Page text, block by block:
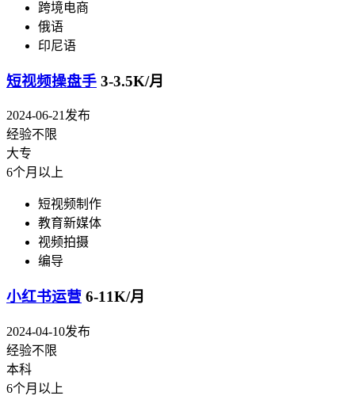
跨境电商
俄语
印尼语
短视频操盘手 3-3.5K/月
2024-06-21发布
经验不限
大专
6个月以上
短视频制作
教育新媒体
视频拍摄
编导
小红书运营 6-11K/月
2024-04-10发布
经验不限
本科
6个月以上